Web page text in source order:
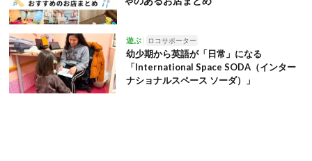
遊ぶ ロコサポーター
幼少期から英語が「日常」になる
「International Space SODA（インター
ナショナルスペース ソーダ）」